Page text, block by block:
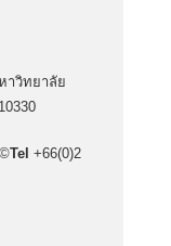
าวิทยาลัย
Tel +66(0)2